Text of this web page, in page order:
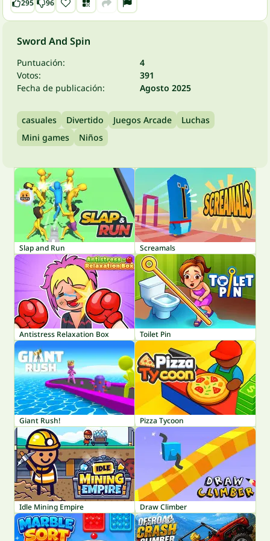
295 96
Sword And Spin
Puntuación:
4
Votos:
391
Fecha de publicación:
Agosto 2025
casuales Divertido Juegos Arcade
Luchas
Mini games
Niños
Slap and Run Screamals
Antistress Relaxation Box Toilet Pin
Giant Rush! Pizza Tycoon
Idle Mining Empire Draw Climber